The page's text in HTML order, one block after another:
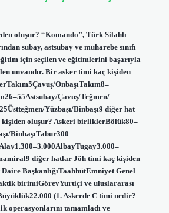
oluşur? “Komando”, Türk Silahlı
subay, astsubay ve muharebe sınıfı
için seçilen ve eğitimlerini başarıyla
unvandır. Bir asker timi kaç kişiden
OnbaşıTakım8–
Çavuş/Teğmen/
Yüzbaşı/Binbaşı9 diğer hat
kişiden oluşur? Askeri birliklerBölük80–
BinbaşıTabur300–
diğer hatlar Jöh timi kaç kişiden
BaşkanlığıTaahhütEmniyet Genel
birimiGörevYurtiçi ve uluslararası
(1. Askerde C timi nedir?
operasyonlarını tamamladı ve